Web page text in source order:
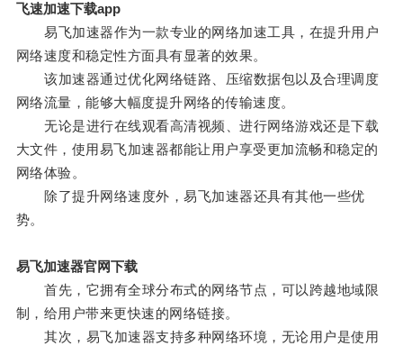
飞速加速下载app
易飞加速器作为一款专业的网络加速工具，在提升用户
网络速度和稳定性方面具有显著的效果。
该加速器通过优化网络链路、压缩数据包以及合理调度
网络流量，能够大幅度提升网络的传输速度。
无论是进行在线观看高清视频、进行网络游戏还是下载
大文件，使用易飞加速器都能让用户享受更加流畅和稳定的
网络体验。
除了提升网络速度外，易飞加速器还具有其他一些优
势。
易飞加速器官网下载
首先，它拥有全球分布式的网络节点，可以跨越地域限
制，给用户带来更快速的网络链接。
其次，易飞加速器支持多种网络环境，无论用户是使用